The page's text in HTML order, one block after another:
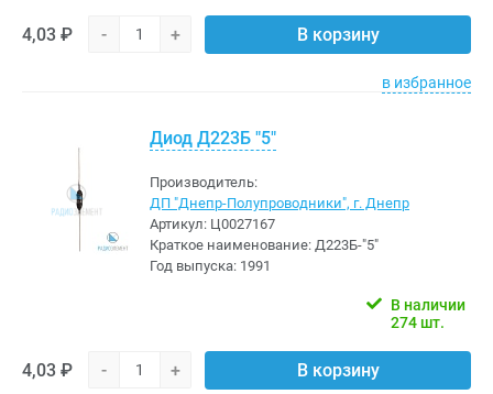
4,03 ₽ - + В корзину
в избранное
Диод Д223Б "5"
Производитель:
ДП "Днепр-Полупроводники", г. Днепр
Артикул: Ц0027167
Краткое наименование: Д223Б-"5"
Год выпуска: 1991
В наличии
274 шт.
4,03 ₽ - + В корзину